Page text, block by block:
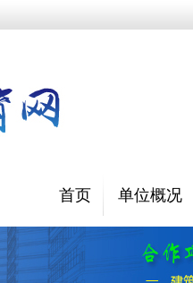
首页 单位概况